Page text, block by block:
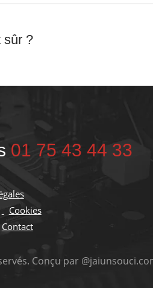
sûr ?
01 75 43 44 33
Cookies
Contact
Conçu par